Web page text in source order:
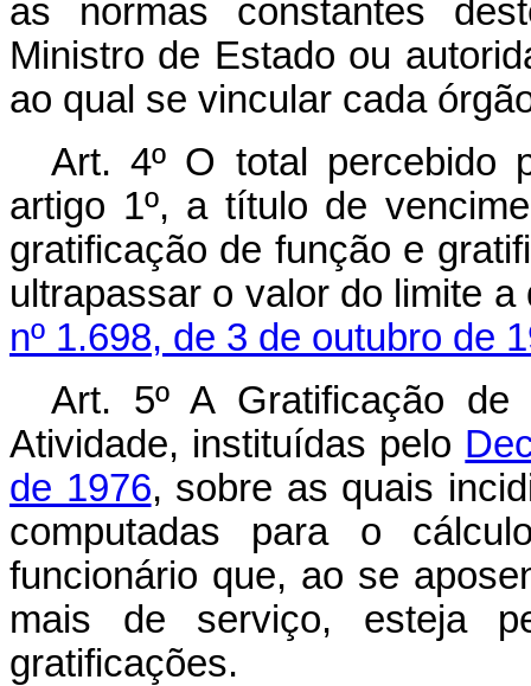
as normas constantes
Ministro de Estado ou
ao qual se vincular cada
Art. 4º O total percebido
artigo 1º, a título de
gratificação de função e
ultrapassar o valor do limite
nº 1.698, de 3 de outubro de
Art. 5º A Gratificação de
Atividade, instituídas pelo
de 1976, sobre as quais
computadas para o
funcionário que, ao se
mais de serviço, esteja
gratificações.